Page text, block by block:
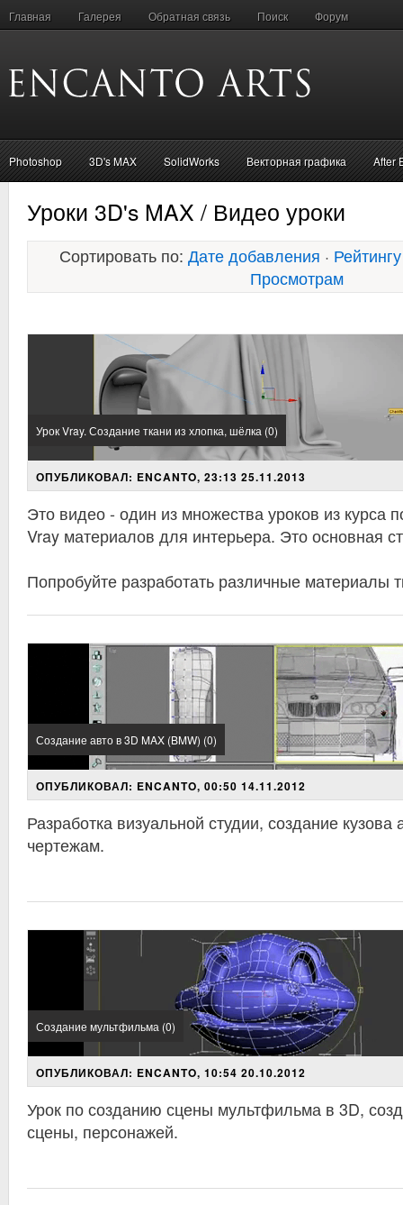
Главная Галерея Обратная связь Поиск Форум
Photoshop 3D's MAX SolidWorks Векторная графика After
Уроки 3D's MAX / Видео уроки
Сортировать по: Дате добавления · Рейтингу
Просмотрам
Урок Vray. Создание ткани из хлопка, шёлка (0)
ОПУБЛИКОВАЛ: ENCANTO, 23:13 25.11.2013
Это видео - один из множества уроков из курса
Vray материалов для интерьера. Это основная
Попробуйте разработать различные материалы
Создание авто в 3D MAX (BMW) (0)
ОПУБЛИКОВАЛ: ENCANTO, 00:50 14.11.2012
Разработка визуальной студии, создание
чертежам.
Создание мультфильма (0)
ОПУБЛИКОВАЛ: ENCANTO, 10:54 20.10.2012
Урок по созданию сцены мультфильма в 3D,
сцены, персонажей.